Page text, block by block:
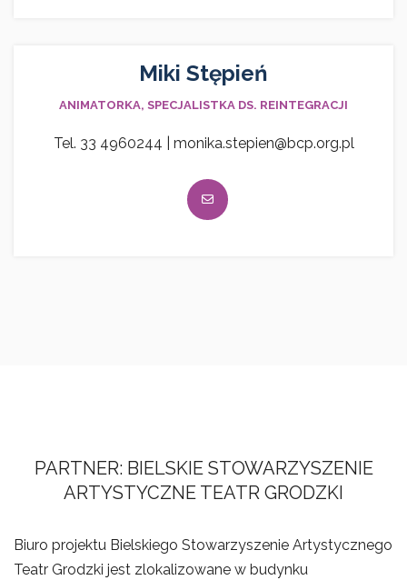
Miki Stępień
ANIMATORKA, SPECJALISTKA DS. REINTEGRACJI
Tel. 33 4960244 | monika.stepien@bcp.org.pl
PARTNER: BIELSKIE STOWARZYSZENIE
ARTYSTYCZNE TEATR GRODZKI
Biuro projektu Bielskiego Stowarzyszenie Artystycznego
Teatr Grodzki jest zlokalizowane w budynku